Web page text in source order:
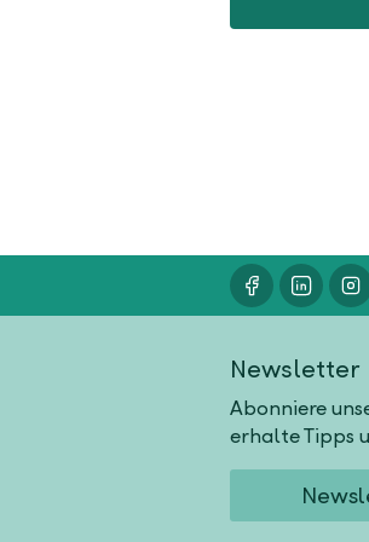
Newsletter
Abonniere
erhalte Tipps